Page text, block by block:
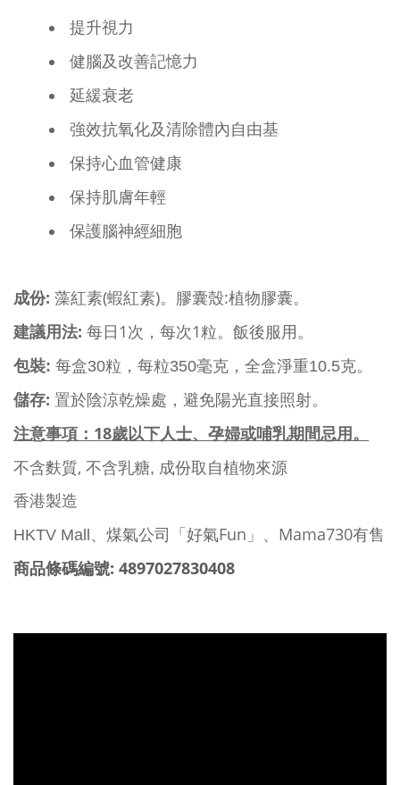
提升視力
健腦及改善記憶力
延緩衰老
強效抗氧化及清除體內自由基
保持心血管健康
保持肌膚年輕
保護腦神經細胞
成份: 藻紅素(蝦紅素)。膠囊殼:植物膠囊。
建議用法: 每日 1 次，每次 1粒。飯後服用。
包裝: 每盒30粒，每粒350毫克，全盒淨重10.5克。
儲存: 置於陰涼乾燥處，避免陽光直接照射。
注意事項： 18歲以下人士、孕婦或哺乳期間忌用。
不含麩質, 不含乳糖, 成份取自植物來源
香港製造
HKTV Mall 、煤氣公司「好氣Fun 」、 Mama730有售
商品條碼編號: 4897027830408